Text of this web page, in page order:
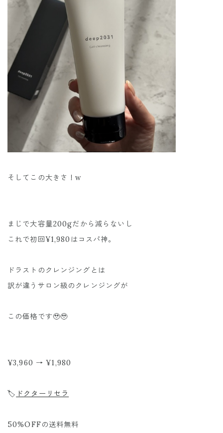
そしてこの大きさ！w
まじで大容量200gだから減らないし
これで初回¥1,980はコスパ神。
ドラストのクレンジングとは
訳が違うサロン級のクレンジングが
この価格です🥹🥹
¥3,960 → ¥1,980
🏷️ ドクターリセラ
50%OFFの送料無料